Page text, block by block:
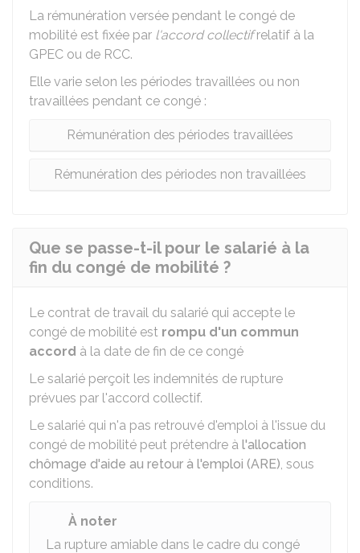
La rémunération versée pendant le congé de
mobilité est fixée par l'accord collectifrelatif à la
GPEC ou de RCC.
Elle varie selon les périodes travaillées ou non
travaillées pendant ce congé :
Rémunération des périodes travaillées
Rémunération des périodes non travaillées
Que se passe-t-il pour le salarié à la
fin du congé de mobilité ?
Le contrat de travail du salarié qui accepte le
congé de mobilité est rompu d'un commun
accord à la date de fin de ce congé
Le salarié perçoit les indemnités de rupture
prévues par l'accord collectif.
Le salarié qui n'a pas retrouvé d'emploi à l'issue du
congé de mobilité peut prétendre à l'allocation
chômage d'aide au retour à l'emploi (ARE), sous
conditions.
À noter
La rupture amiable dans le cadre du congé